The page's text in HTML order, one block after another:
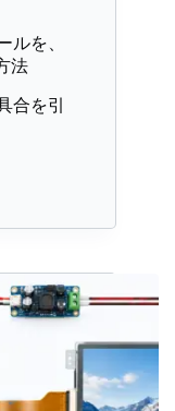
ルを、
法
合を引